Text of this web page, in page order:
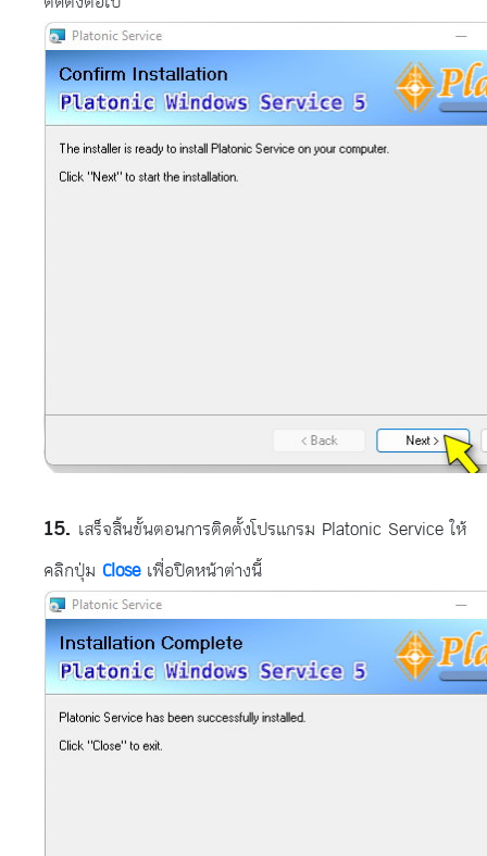
เสร็จสิ้นขั้นตอนการติดตั้งโปรแกรม Platonic Service ให้
คลิกปุ่ม Closeเพื่อปิดหน้าต่างนี้